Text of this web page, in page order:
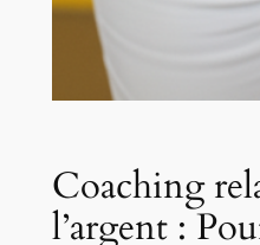
Coaching
l’argent :